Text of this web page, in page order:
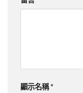
顯示名稱 *